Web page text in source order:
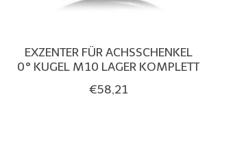
EXZENTER FÜR ACHSSCHENKEL
0° KUGEL M10 LAGER KOMPLETT
€58,21